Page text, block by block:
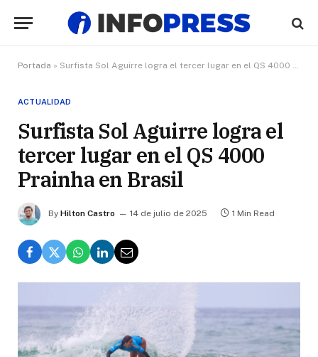
Portada » Surfista Sol Aguirre logra el tercer lugar en el QS 4000 Prainha en Brasil
ACTUALIDAD
Surfista Sol Aguirre logra el
tercer lugar en el QS 4000
Prainha en Brasil
By Hilton Castro 14 de julio de 2025 1 Min Read